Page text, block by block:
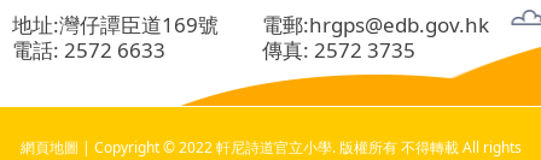
地址:灣仔譚臣道169號 電郵:hrgps@edb.gov.hk
電話: 2572 6633 傳真: 2572 3735
網頁地圖 | Copyright © 2022 軒尼詩道官立小學. 版權所有 不得轉載 All rights